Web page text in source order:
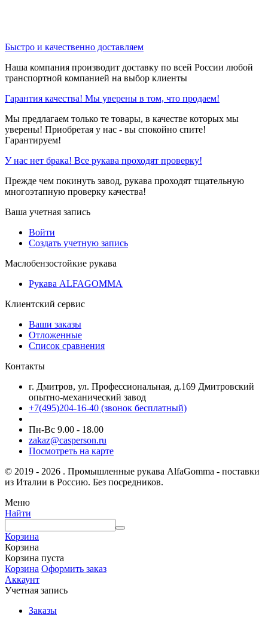
Быстро и качественно доставляем
Наша компания производит доставку по всей России любой
транспортной компанией на выбор клиенты
Гарантия качества! Мы уверены в том, что продаем!
Мы предлагаем только те товары, в качестве которых мы
уверены! Приобретая у нас - вы спокойно спите!
Гарантируем!
У нас нет брака! Все рукава проходят проверку!
Прежде чем покинуть завод, рукава проходят тщательную
многоэтапную проверку качества!
Ваша учетная запись
Войти
Создать учетную запись
Маслобензостойкие рукава
Рукава ALFAGOMMA
Клиентский сервис
Ваши заказы
Отложенные
Список сравнения
Контакты
г. Дмитров, ул. Профессиональная, д.169 Дмитровский
опытно-механический завод
+7(495)204-16-40 (звонок бесплатный)
Пн-Вс 9.00 - 18.00
zakaz@casperson.ru
Посмотреть на карте
© 2019 - 2026 . Промышленные рукава AlfaGomma - поставки
из Италии в Россию. Без посредников.
Меню
Найти
Корзина
Корзина
Корзина пуста
Корзина Оформить заказ
Аккаунт
Учетная запись
Заказы